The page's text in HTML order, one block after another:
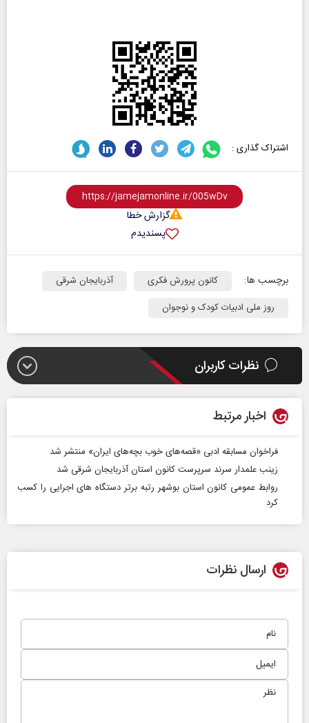
اشتراک گذاری :
گزارش خطا
پسندیدم
برچسب ها: کانون پرورش فکری
آذربایجان شرقی
روز ملی ادبیات کودک و نوجوان
نظرات کاربران
اخبار مرتبط
فراخوان مسابقه ادبی «قصه‌های خوب بچه‌های ایران» منتشر شد
زینب علمدار سرند سرپرست کانون استان آذربایجان شرقی شد
روابط عمومی کانون استان بوشهر رتبه برتر دستگاه های اجرایی را کسب
کرد
ارسال نظرات